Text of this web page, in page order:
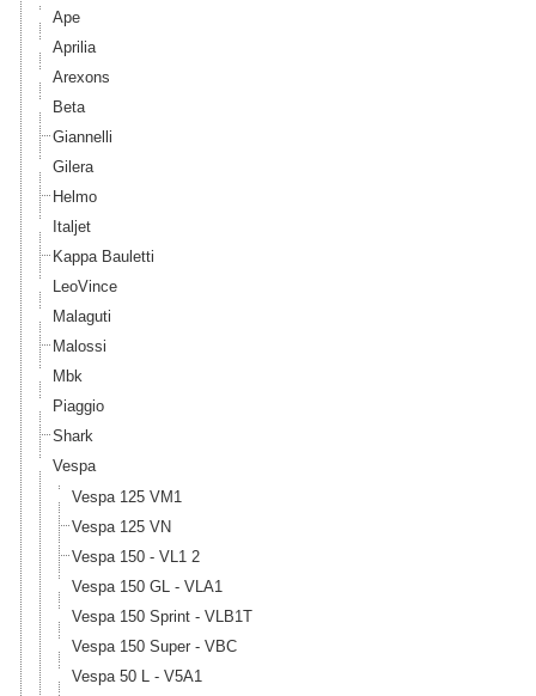
Ape
Aprilia
Arexons
Beta
Giannelli
Gilera
Helmo
Italjet
Kappa Bauletti
LeoVince
Malaguti
Malossi
Mbk
Piaggio
Shark
Vespa
Vespa 125 VM1
Vespa 125 VN
Vespa 150 - VL1 2
Vespa 150 GL - VLA1
Vespa 150 Sprint - VLB1T
Vespa 150 Super - VBC
Vespa 50 L - V5A1